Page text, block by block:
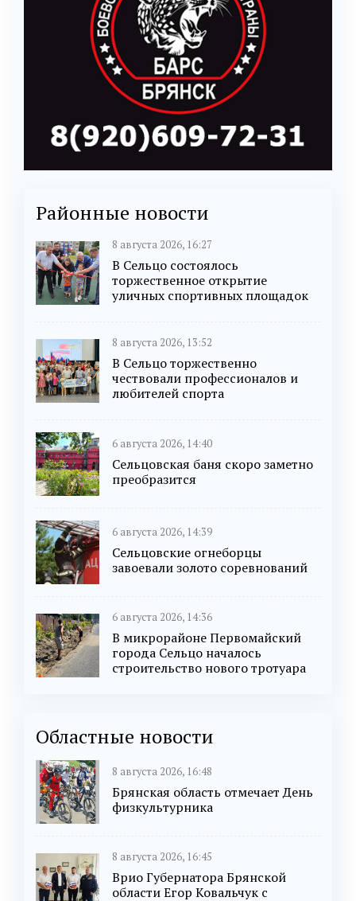
Районные новости
8 августа 2026, 16:27
В Сельцо состоялось
торжественное открытие
уличных спортивных площадок
8 августа 2026, 13:52
В Сельцо торжественно
чествовали профессионалов и
любителей спорта
6 августа 2026, 14:40
Сельцовская баня скоро заметно
преобразится
6 августа 2026, 14:39
Сельцовские огнеборцы
завоевали золото соревнований
6 августа 2026, 14:36
В микрорайоне Первомайский
города Сельцо началось
строительство нового тротуара
Областные новости
8 августа 2026, 16:48
Брянская область отмечает День
физкультурника
8 августа 2026, 16:45
Врио Губернатора Брянской
области Егор Ковальчук с